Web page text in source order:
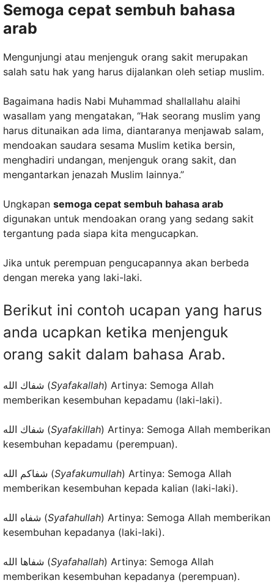
Semoga cepat sembuh bahasa
arab
Mengunjungi atau menjenguk orang sakit merupakan
salah satu hak yang harus dijalankan oleh setiap muslim.
Bagaimana hadis Nabi Muhammad shallallahu alaihi
wasallam yang mengatakan, “Hak seorang muslim yang
harus ditunaikan ada lima, diantaranya menjawab salam,
mendoakan saudara sesama Muslim ketika bersin,
menghadiri undangan, menjenguk orang sakit, dan
mengantarkan jenazah Muslim lainnya.”
Ungkapan semoga cepat sembuh bahasa arab
digunakan untuk mendoakan orang yang sedang sakit
tergantung pada siapa kita mengucapkan.
Jika untuk perempuan pengucapannya akan berbeda
dengan mereka yang laki-laki.
Berikut ini contoh ucapan yang harus
anda ucapkan ketika menjenguk
orang sakit dalam bahasa Arab.
شفاك الله (Syafakallah) Artinya: Semoga Allah
memberikan kesembuhan kepadamu (laki-laki).
شفاك الله (Syafakillah) Artinya: Semoga Allah memberikan
kesembuhan kepadamu (perempuan).
شفاكم الله (Syafakumullah) Artinya: Semoga Allah
memberikan kesembuhan kepada kalian (laki-laki).
شفاه الله (Syafahullah) Artinya: Semoga Allah memberikan
kesembuhan kepadanya (laki-laki).
شفاها الله (Syafahallah) Artinya: Semoga Allah
memberikan kesembuhan kepadanya (perempuan).